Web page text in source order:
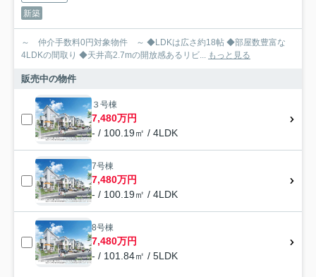
新築
～ 仲介手数料0円対象物件 ～ ◆LDKは広さ約18帖 ◆部屋数豊富な
4LDKの間取り ◆天井高2.7mの開放感あるリビ... もっと見る
販売中の物件
３号棟
7,480万円
- / 100.19㎡ / 4LDK
7号棟
7,480万円
- / 100.19㎡ / 4LDK
8号棟
7,480万円
- / 101.84㎡ / 5LDK